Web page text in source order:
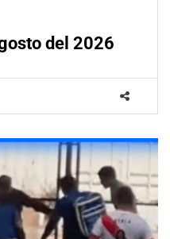
del 2026